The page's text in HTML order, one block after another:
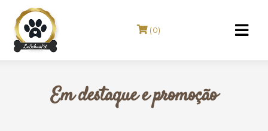
(0)
Em destaque e promoção